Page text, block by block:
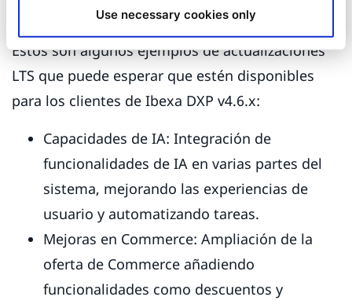
Use necessary cookies only
manualmente después de la actualización.
Estos son algunos ejemplos de actualizaciones
LTS que puede esperar que estén disponibles
para los clientes de Ibexa DXP v4.6.x:
Capacidades de IA: Integración de
funcionalidades de IA en varias partes del
sistema, mejorando las experiencias de
usuario y automatizando tareas.
Mejoras en Commerce: Ampliación de la
oferta de Commerce añadiendo
funcionalidades como descuentos y